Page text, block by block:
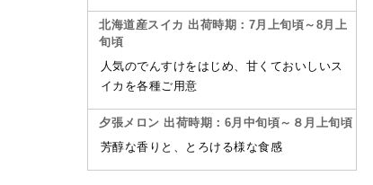
北海道産スイカ 出荷時期：7月上旬頃～8月上
旬頃
人気のでんすけをはじめ、甘くておいしいス
イカを各種ご用意
夕張メロン 出荷時期：6月中旬頃～８月上旬頃
芳醇な香りと、とろける様な食感